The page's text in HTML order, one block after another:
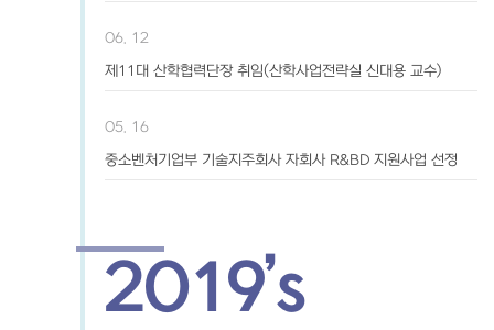
06. 12
제11대 산학협력단장 취임(산학사업전략실 신대용 교수)
05. 16
중소벤처기업부 기술지주회사 자회사 R&BD 지원사업 선정
2019’s